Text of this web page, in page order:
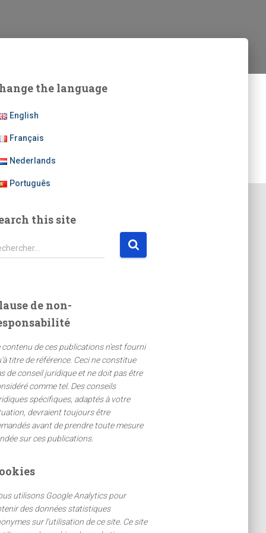
the language
English
Français
Nederlands
Português
this site
de non-
contenu de ces publications n’est fourni
titre de référence. Ceci ne constitue
de conseil juridique et ne doit pas être
comme tel. Des conseils
spécifiques, adaptés à votre
devraient toujours être
avant de prendre toute mesure
sur ces publications.
utilisons Google Analytics pour
des données statistiques
sur l’utilisation de ce site. Ce site